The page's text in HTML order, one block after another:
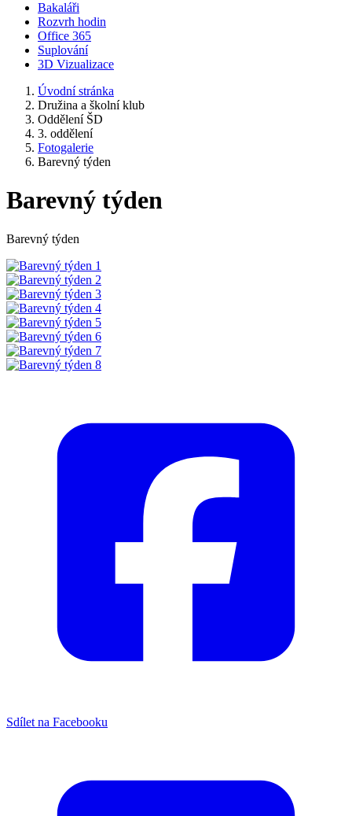
Bakaláři
Rozvrh hodin
Office 365
Suplování
3D Vizualizace
Úvodní stránka
Družina a školní klub
Oddělení ŠD
3. oddělení
Fotogalerie
Barevný týden
Barevný týden
Barevný týden
Sdílet na Facebooku